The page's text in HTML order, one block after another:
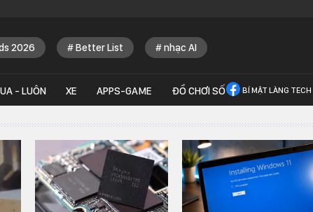
2026 Better List nhạc AI
- LUÔN XE APPS-GAME ĐỒ CHƠI SỐ BÍ MẬT LÀNG TECH